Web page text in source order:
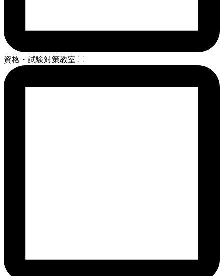
資格・試験対策教室